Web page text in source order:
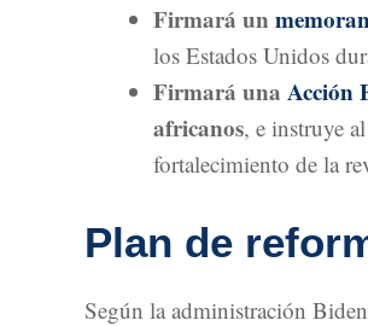
Firmará un
los Estados Unidos
Firmará una Acción
africanos, e instruye
fortalecimiento de la
Plan de
Según la administración